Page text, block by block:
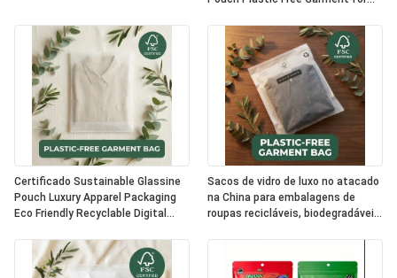
Certificado Sustainable Glassine
Pouch Luxury Apparel Packaging
Eco Friendly Recyclable Digital
Sacos de vidro de luxo no atacado
na China para embalagens de
roupas recicláveis, biodegradáveis ​​